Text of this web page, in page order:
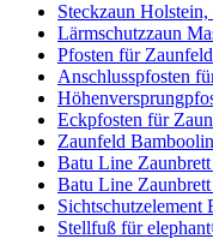
Steckzaun
Lärmschutzzaun
Pfosten für
Anschlusspfosten
Eckpfosten für
Zaunfeld
Batu Line Zaunbrett
Batu Line Zaunbrett
Sichtschutzelement
Stellfuß für